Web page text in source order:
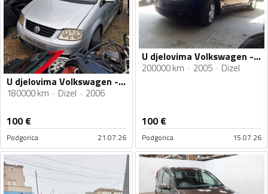
U djelovima Volkswagen - Touran 2.0 TDI
180000 km Dizel 2006
100€
Podgorica 21.07.26
U djelovima Volkswagen - Touran 2.0
200000 km 2005 Dizel
100€
Podgorica 15.07.26